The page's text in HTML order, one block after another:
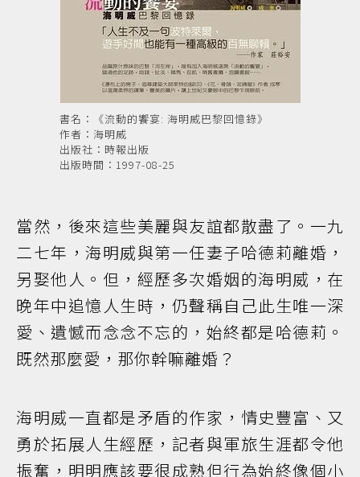
書名：《流動的饗宴: 海明威巴黎回憶錄》
作者：海明威
出版社：時報出版
出版時間：1997-08-25
當然，後來這些美麗與友誼都散盡了。一九
二七年，海明威與第一任妻子哈德莉離婚，
另娶他人。但，經歷多次婚姻的海明威，在
晚年中追憶人生時，仍聲稱自己此生唯一深
愛、遺憾而念念不忘的，始終都是哈德莉。
既然那麼愛，那你幹嘛離婚？
海明威一直都是矛盾的作家，情史豐富、又
勇於拓展人生經歷，記者與軍旅生涯都令他
振奮，明明應該要很成熟但行為始終像個小